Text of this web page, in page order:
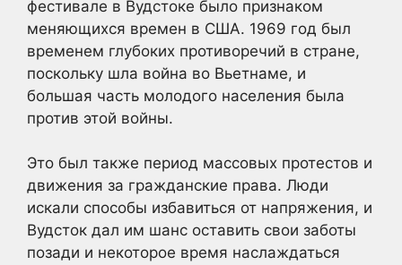
фестивале в Вудстоке было признаком
меняющихся времен в США. 1969 год был
временем глубоких противоречий в стране,
поскольку шла война во Вьетнаме, и
большая часть молодого населения была
против этой войны.
Это был также период массовых протестов и
движения за гражданские права. Люди
искали способы избавиться от напряжения, и
Вудсток дал им шанс оставить свои заботы
позади и некоторое время наслаждаться